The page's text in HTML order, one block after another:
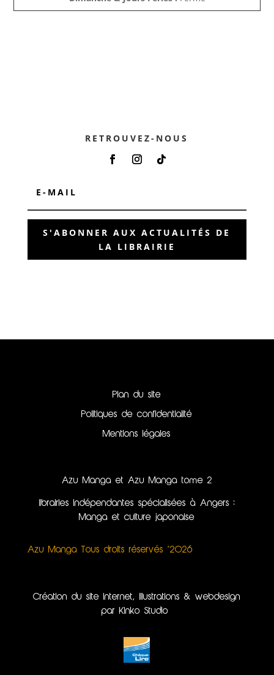
RETROUVEZ-NOUS
S'ABONNER AUX ACTUALITÉS DE
LA LIBRAIRIE
Plan du site
Politiques de confidentialité
Mentions légales
Azu Manga et Azu Manga tome 2
librairies indépendantes spécialisées à Angers :
Manga et culture japonaise
Azu Manga Tous droits réservés ©2026
Création du site internet, illustrations & webdesign
par Kinko Studio